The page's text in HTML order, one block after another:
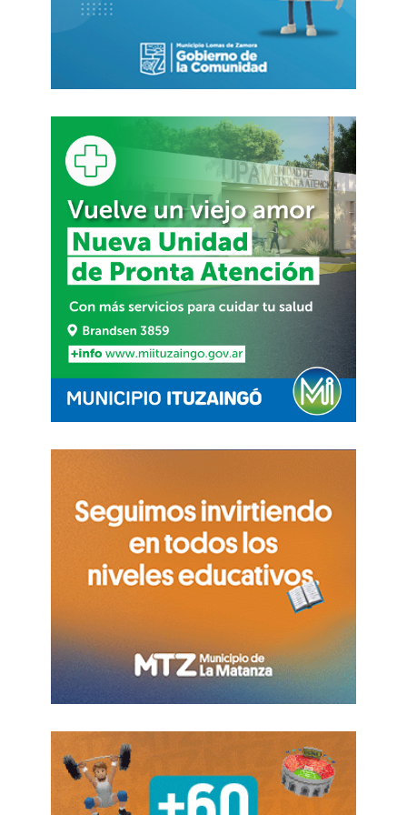
En esa línea, los profesionales también se
ocupan de intervenciones oncológicas como la
extracción de tumores sólidos, neuroblastomas y
lógicamente, acompañan tratamientos de
quimioterapia o radioterapia. Sin los residentes
de trabajo social, los pacientes quedan aislados y
sin un tratamiento integral que aborde los
problemas en sus hogares.
FUENTE EL DESTAPE